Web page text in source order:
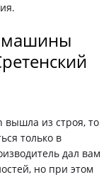
машины
вышла из строя, то
только в
дал вам
но при этом